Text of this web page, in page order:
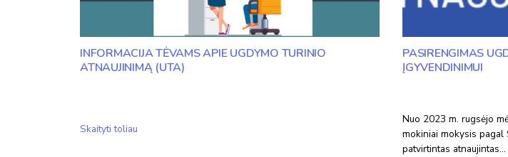
INFORMACIJA TĖVAMS APIE UGDYMO TURINIO
ATNAUJINIMĄ (UTA)
Skaityti toliau
PASIRENGIMAS
ĮGYVENDINIMUI
Nuo 2023 m. rugsėjo
mokiniai mokysis pagal
patvirtintas atnaujintas…